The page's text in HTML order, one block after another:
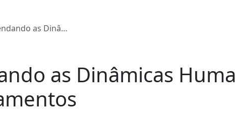
Humanas: Comportamento e Relacionamentos
as Dinâmicas